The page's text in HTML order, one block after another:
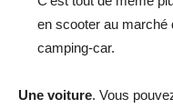
en scooter au
camping-car.
Une voiture. Vous